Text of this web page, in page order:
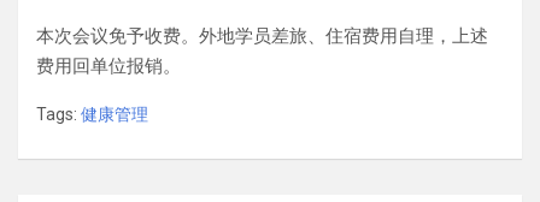
本次会议免予收费。外地学员差旅、住宿费用自理，上述
费用回单位报销。
Tags: 健康管理